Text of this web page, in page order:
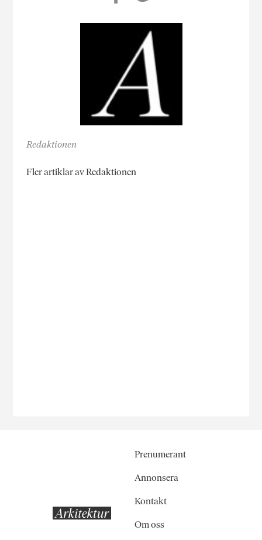
Redaktionen
Fler artiklar av Redaktionen
Prenumerant
Annonsera
Kontakt
Om oss